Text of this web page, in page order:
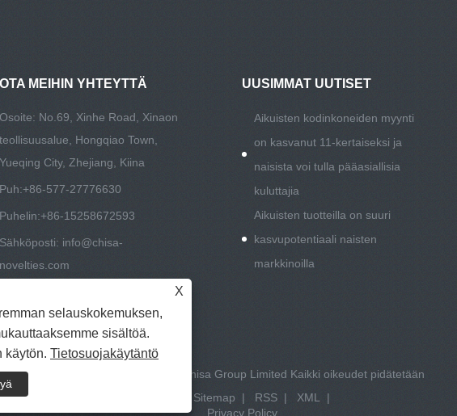
OTA MEIHIN YHTEYTTÄ
Osoite: No.69, Xinhe Road, Xinaon
teollisuusalue, Hongqiao Town,
Yueqing City, Zhejiang, Kiina
Puh:+86-577-27776630
Puhelin:+86-15258672593
Sähköposti: info@chisa-
novelties.com
UUSIMMAT UUTISET
Aikuisten kodinkoneiden myynti
on kasvanut 11-kertaiseksi ja
naisista voi tulla pääasiallisia
kuluttajia
Aikuisten tuotteilla on suuri
kasvupotentiaali naisten
markkinoilla
Copyright © 2021-2022 Chisa Group Limited Kaikki oikeudet pidätetään
Sitemap | RSS | XML
|
Privacy Policy
X
selauskokemuksen,
sisältöä.
käytön. Tietosuojakäytäntö